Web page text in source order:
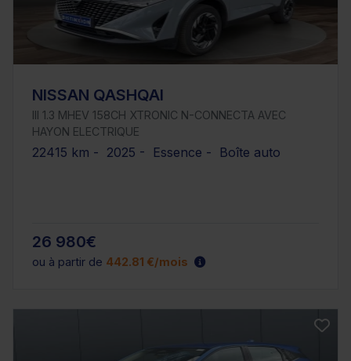
NISSAN QASHQAI
III 1.3 MHEV 158CH XTRONIC N-CONNECTA AVEC
HAYON ELECTRIQUE
22415 km - 2025 - Essence - Boîte auto
26 980€
ou à partir de 442.81 €/mois